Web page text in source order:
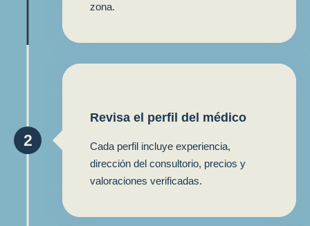
zona.
Revisa el perfil del médico
Cada perfil incluye experiencia,
dirección del consultorio, precios y
valoraciones verificadas.
2